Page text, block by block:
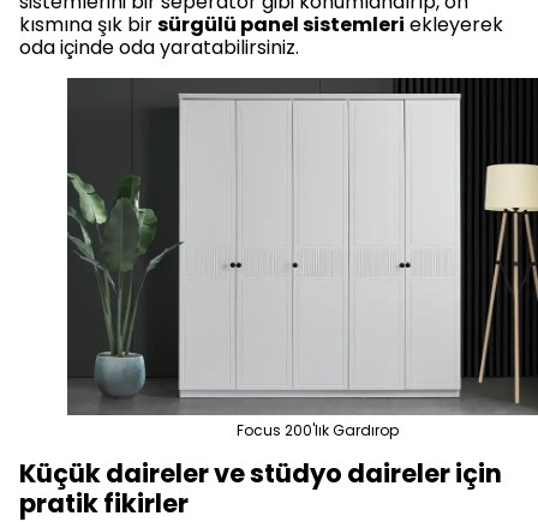
kısmına şık birsürgülü panel sistemleri ekleyerek
oda içinde oda yaratabilirsiniz.
Focus 200'lık Gardırop
Küçük daireler ve stüdyo daireler için
pratik fikirler